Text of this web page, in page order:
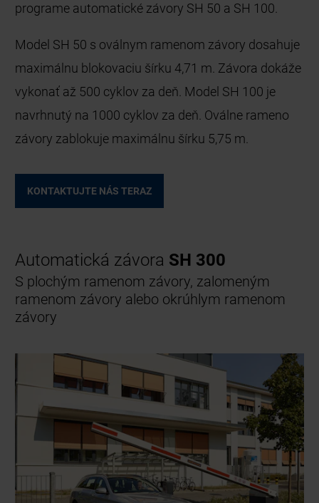
programe automatické závory SH 50 a SH 100.
Model SH 50 s oválnym ramenom závory dosahuje
maximálnu blokovaciu šírku 4,71 m. Závora dokáže
vykonať až 500 cyklov za deň. Model SH 100 je
navrhnutý na 1000 cyklov za deň. Oválne rameno
závory zablokuje maximálnu šírku 5,75 m.
KONTAKTUJTE NÁS TERAZ
Automatická závora SH 300
S plochým ramenom závory, zalomeným
ramenom závory alebo okrúhlym ramenom
závory